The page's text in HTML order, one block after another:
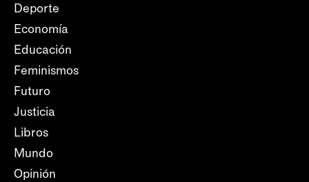
Deporte
Economía
Educación
Feminismos
Futuro
Justicia
Libros
Mundo
Opinión